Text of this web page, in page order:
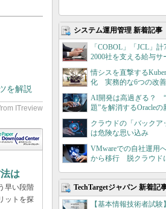
を解説
は
早い段階
ットを探
システム運用管理 新着記事
「COBOL」「JCL」
2000社を支える給与
情シスを直撃する
化 実務的な6つの改
AI開発は高過ぎる？
題”を解消するOracleの
クラウドの「バックア
は危険な思い込み
VMwareでの自社運用
から移行 脱クラウド
TechTargetジャパン 新着記
【基本情報技術者試験